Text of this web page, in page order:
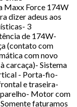
Maxx Force 174W
dizer adeus aos
3
de 174W-
(contato com
com novo
carcaça)- Sistema
- Porta-fio-
e traseira-
Motor com
faturamos